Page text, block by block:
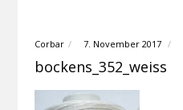
Corbar 7. November 2017
bockens_352_weiss